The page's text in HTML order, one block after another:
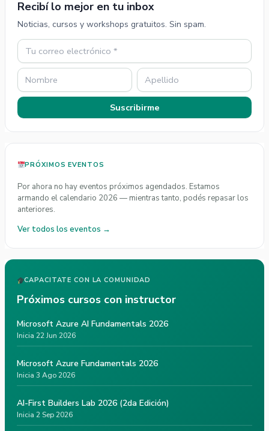
p
I
Recibí lo mejor en tu inbox
Noticias, cursos y workshops gratuitos. Sin spam.
Suscribirme
PRÓXIMOS EVENTOS
Por ahora no hay eventos próximos agendados. Estamos
armando el calendario 2026 — mientras tanto, podés repasar los
anteriores.
Ver todos los eventos →
CAPACITATE CON LA COMUNIDAD
Próximos cursos con instructor
Microsoft Azure AI Fundamentals 2026
Inicia 22 Jun 2026
Microsoft Azure Fundamentals 2026
Inicia 3 Ago 2026
AI-First Builders Lab 2026 (2da Edición)
Inicia 2 Sep 2026